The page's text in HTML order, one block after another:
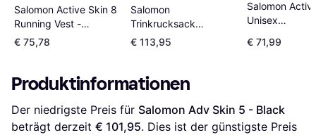
Salomon Active Skin 8
Running Vest -
Black/Metal
€ 75,78
Salomon
Trinkrucksack
Advances Skin 12 Set
- Schwarz
€ 113,95
Salomon
Unisex
Schwarz
€ 71,99
Produktinformationen
Der niedrigste Preis für Salomon Adv Skin 5 - Black
beträgt derzeit € 101,95. Dies ist der günstigste Preis